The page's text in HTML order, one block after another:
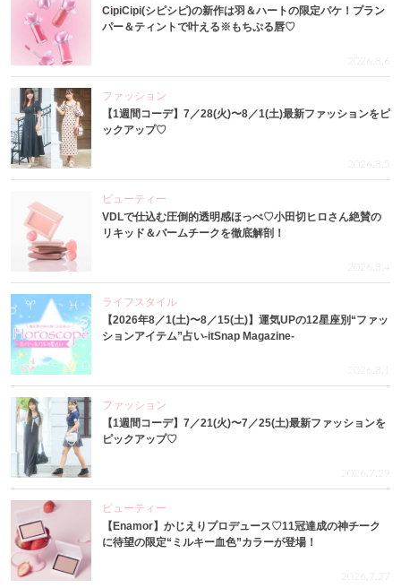
CipiCipi(シピシピ)の新作は羽＆ハートの限定パケ！プラン
パー＆ティントで叶える※もちぷる唇♡
2026.8.6
ファッション
【1週間コーデ】7／28(火)〜8／1(土)最新ファッションをピ
ックアップ♡
2026.8.5
ビューティー
VDLで仕込む圧倒的透明感ほっぺ♡小田切ヒロさん絶賛の
リキッド＆バームチークを徹底解剖！
2026.8.4
ライフスタイル
【2026年8／1(土)〜8／15(土)】運気UPの12星座別“ファッ
ションアイテム”占い-itSnap Magazine-
2026.8.1
ファッション
【1週間コーデ】7／21(火)〜7／25(土)最新ファッションを
ピックアップ♡
2026.7.29
ビューティー
【Enamor】かじえりプロデュース♡11冠達成の神チーク
に待望の限定“ミルキー血色”カラーが登場！
2026.7.27